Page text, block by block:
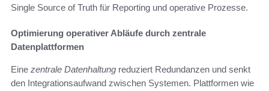
Single Source of Truth für Reporting und operative Prozesse.
Optimierung operativer Abläufe durch zentrale
Datenplattformen
Eine zentrale Datenhaltung reduziert Redundanzen und senkt
den Integrationsaufwand zwischen Systemen. Plattformen wie